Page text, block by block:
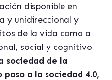
disponible en
y unidireccional y
de la vida como a
social y cognitivo
sociedad de la
a la sociedad 4.0,